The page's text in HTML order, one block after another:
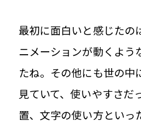
最初に面白いと感じたの
ニメーションが動くよう
たね。その他にも世の中
見ていて、使いやすさだ
置、文字の使い方といっ